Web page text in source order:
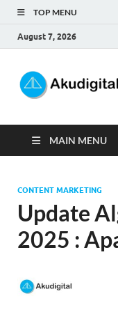
TOP MENU
August 7, 2026
MAIN MENU
CONTENT MARKETING
Update
2025 :